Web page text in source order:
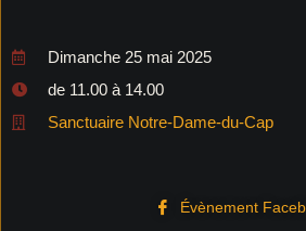
Dimanche 25 mai 2025
de 11.00 à 14.00
Sanctuaire Notre-Dame-du-Cap
Évènement